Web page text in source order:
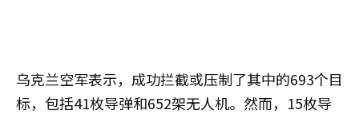
乌克兰空军表示，成功拦截或压制了其中的693个目
标，包括41枚导弹和652架无人机。然而，15枚导